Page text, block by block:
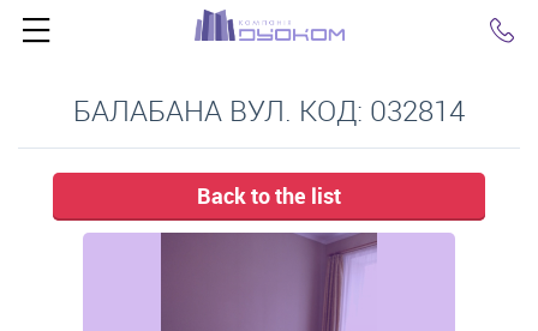
БАЛАБАНА ВУЛ. КОД: 032814
Back to the list